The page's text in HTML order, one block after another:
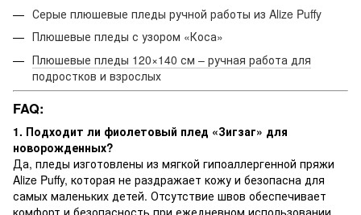
Серые плюшевые пледы ручной работы из Alize Puffy
Плюшевые пледы с узором «Коса»
Плюшевые пледы 120×140 см – ручная работа для
подростков и взрослых
FAQ:
1. Подходит ли фиолетовый плед «Зигзаг» для
новорожденных?
Да, пледы изготовлены из мягкой гипоаллергенной пряжи
Alize Puffy, которая не раздражает кожу и безопасна для
самых маленьких детей. Отсутствие швов обеспечивает
комфорт и безопасность при ежедневном использовании.